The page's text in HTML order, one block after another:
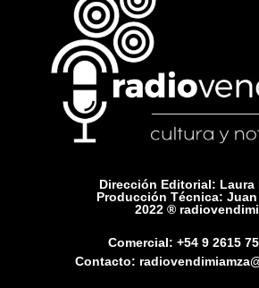
Dirección Editorial: Laura
Producción Técnica: Juan
2022 ®
Comercial: +54 9 2615
Contacto: